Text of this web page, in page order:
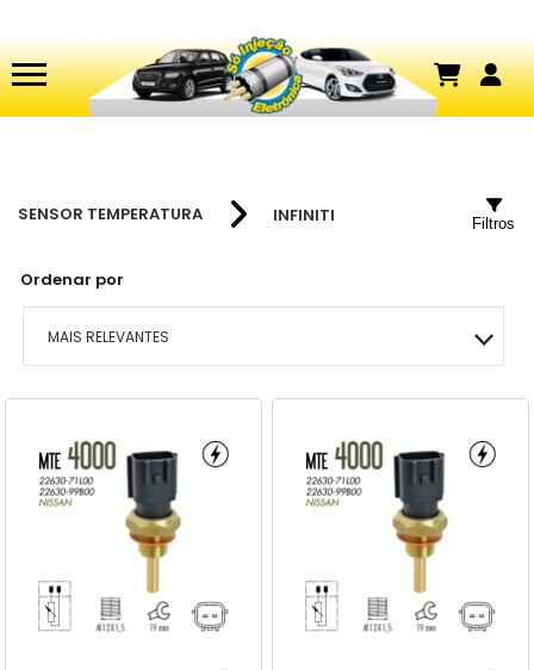
SENSOR TEMPERATURA INFINITI
Ordenar por
MAIS RELEVANTES
MAIS VENDIDOS
MENOR PREÇO
MAIOR PREÇO
A - Z
Filtros